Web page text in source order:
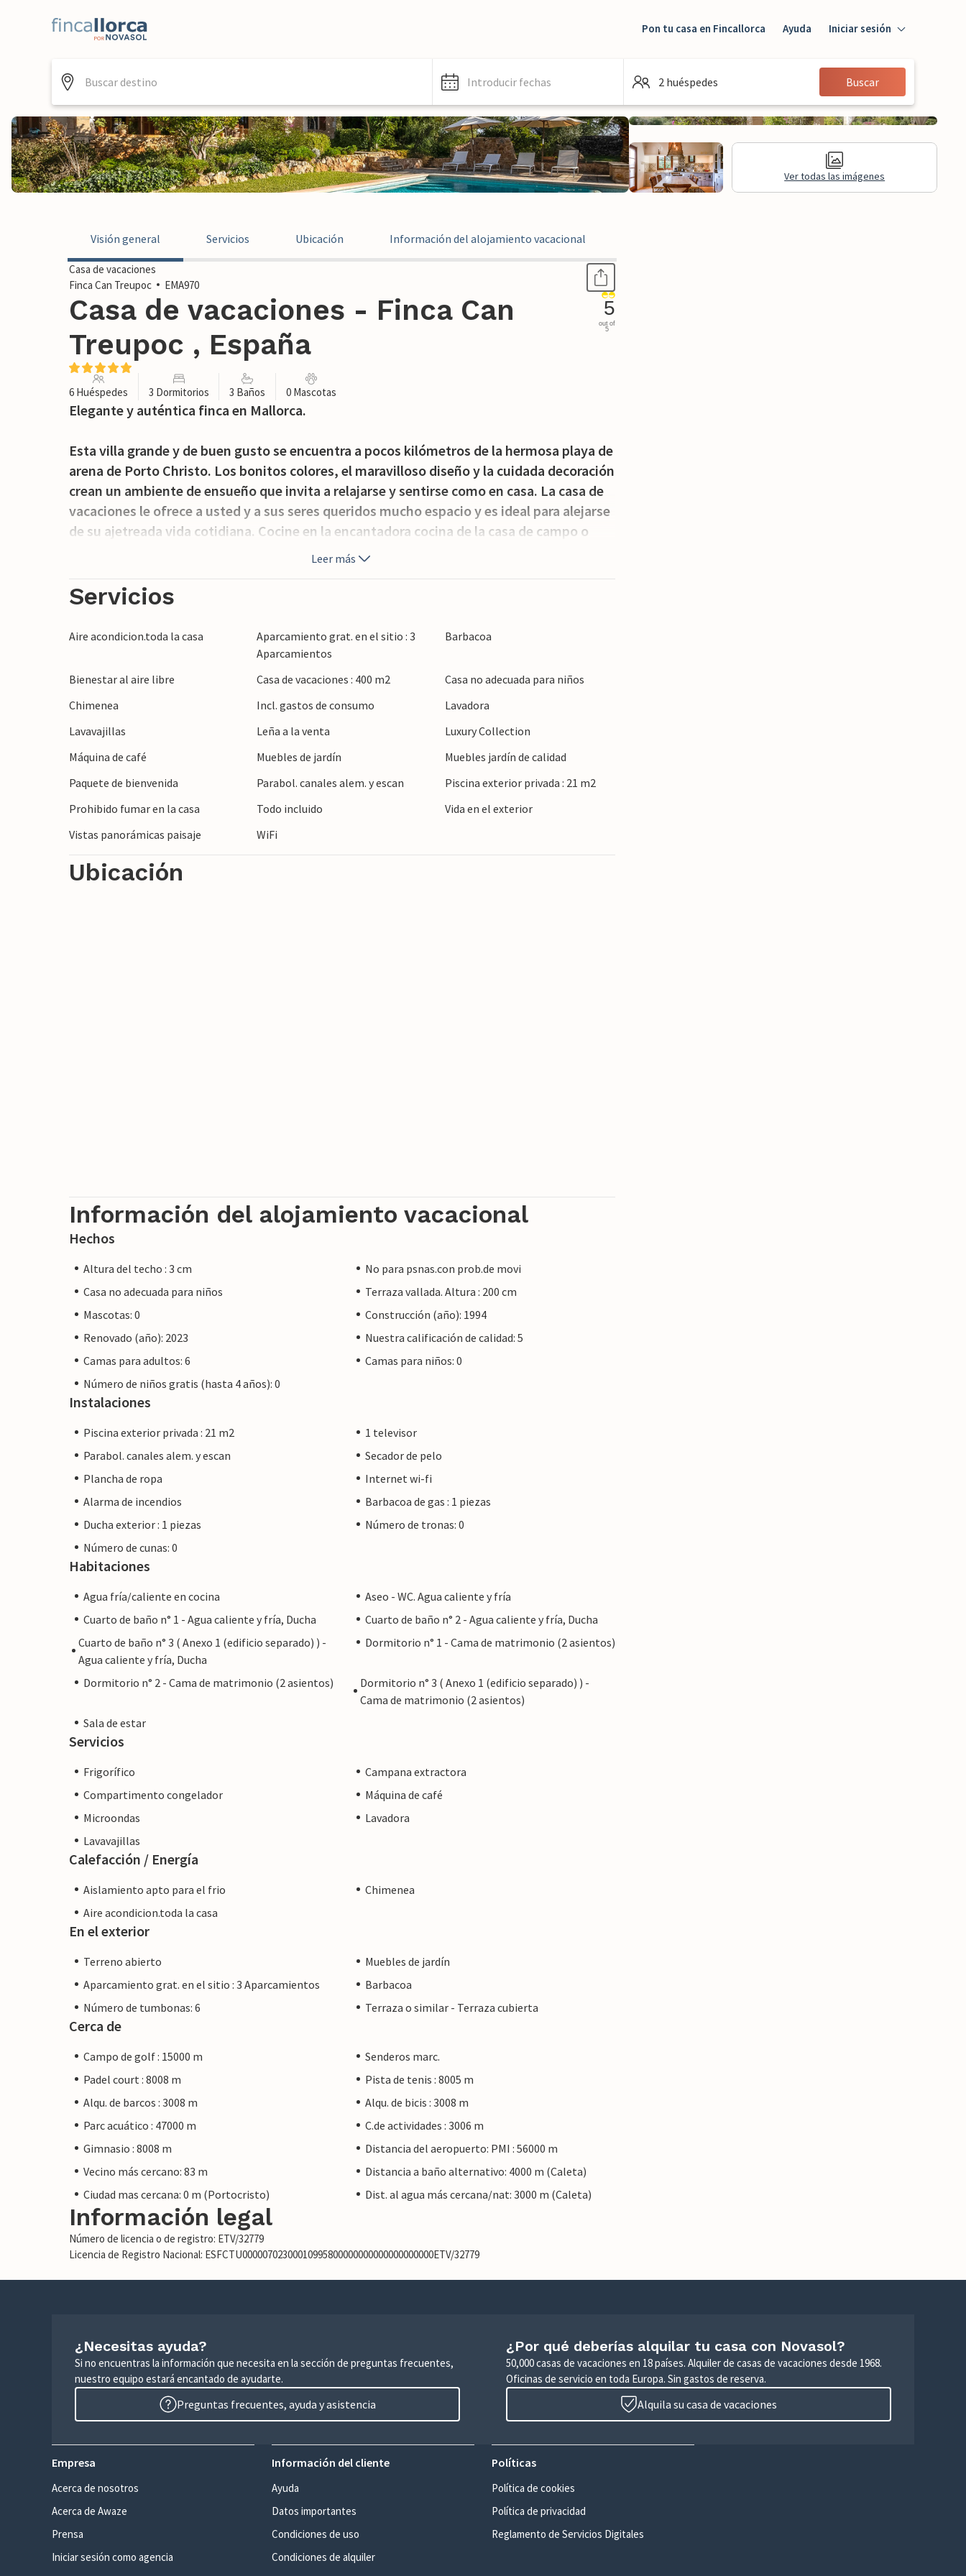
Pon tu casa en Fincallorca Ayuda Iniciar sesión
Iniciar sesión
Huésped
Introducir fechas 2 huéspedes Buscar
Ver todas las imágenes
Visión general Servicios Ubicación Información del alojamiento vacacional
Casa de vacaciones
Finca Can Treupoc
EMA970
Casa de vacaciones - Finca Can
Treupoc , España
5
out of
5
6 Huéspedes 3 Dormitorios 3 Baños 0 Mascotas
Elegante y auténtica finca en Mallorca.
Esta villa grande y de buen gusto se encuentra a pocos kilómetros de la hermosa playa de
arena de Porto Christo. Los bonitos colores, el maravilloso diseño y la cuidada decoración
crean un ambiente de ensueño que invita a relajarse y sentirse como en casa. La casa de
vacaciones le ofrece a usted y a sus seres queridos mucho espacio y es ideal para alejarse
de su ajetreada vida cotidiana. Cocine en la encantadora cocina de la casa de campo o
haga una barbacoa en el jardín y reúnase en el porche para cenar al aire libre. Desde aquí
vegetación para nadar y tomar el sol.
Puede llegar rápidamente a la localidad costera de Porto Cristo en coche o en bicicleta. Es
el lugar perfecto para nadar y disfrutar del mar azul turquesa en la playa. También puede
visitar el tercer municipio en importancia, Manacor, al este de la isla. Pasee por las
callejuelas del casco antiguo y déjese hechizar por el encanto y las historias de tiempos
pasados. La cueva del dragón, no lejos de Porto Cristo, también merece una visita.
Caminos subterráneos conducen a los visitantes hasta las orillas de uno de los lagos
subterráneos más grandes del mundo, ¡y volverá a casa con muchas impresiones
Leer más
Servicios
Aire acondicion.toda la casa
Aparcamiento grat. en el sitio : 3
Aparcamientos
Barbacoa
Bienestar al aire libre Casa de vacaciones : 400 m2
Casa no adecuada para niños
Chimenea
Incl. gastos de consumo
Lavadora
Lavavajillas
Leña a la venta
Luxury Collection
Máquina de café
Muebles de jardín
Muebles jardín de calidad
Paquete de bienvenida
Parabol. canales alem. y escan
Piscina exterior privada : 21 m2
Prohibido fumar en la casa
Todo incluido
Vida en el exterior
Vistas panorámicas paisaje
WiFi
Ubicación
Información del alojamiento vacacional
Hechos
Altura del techo : 3 cm
No para psnas.con prob.de movi
Casa no adecuada para niños
Terraza vallada. Altura : 200 cm
Mascotas: 0
Construcción (año): 1994
Renovado (año): 2023
Nuestra calificación de calidad: 5
Camas para adultos: 6
Camas para niños: 0
Número de niños gratis (hasta 4 años): 0
Instalaciones
Piscina exterior privada : 21 m2
1 televisor
Parabol. canales alem. y escan
Secador de pelo
Plancha de ropa
Internet wi-fi
Alarma de incendios
Barbacoa de gas : 1 piezas
Ducha exterior : 1 piezas
Número de tronas: 0
Número de cunas: 0
Habitaciones
Agua fría/caliente en cocina
Aseo - WC. Agua caliente y fría
Cuarto de baño n° 1 - Agua caliente y fría, Ducha
Cuarto de baño n° 2 - Agua caliente y fría, Ducha
Cuarto de baño n° 3 ( Anexo 1 (edificio separado) ) -
Agua caliente y fría, Ducha
Dormitorio n° 1 - Cama de matrimonio (2 asientos)
Dormitorio n° 2 - Cama de matrimonio (2 asientos)
Dormitorio n° 3 ( Anexo 1 (edificio separado) ) -
Cama de matrimonio (2 asientos)
Sala de estar
Servicios
Frigorífico
Campana extractora
Compartimento congelador
Máquina de café
Microondas
Lavadora
Lavavajillas
Calefacción / Energía
Aislamiento apto para el frio
Chimenea
Aire acondicion.toda la casa
En el exterior
Terreno abierto
Muebles de jardín
Aparcamiento grat. en el sitio : 3 Aparcamientos
Barbacoa
Número de tumbonas: 6
Terraza o similar - Terraza cubierta
Cerca de
Campo de golf : 15000 m
Senderos marc.
Padel court : 8008 m
Pista de tenis : 8005 m
Alqu. de barcos : 3008 m
Alqu. de bicis : 3008 m
Parc acuático : 47000 m
C.de actividades : 3006 m
Gimnasio : 8008 m
Distancia del aeropuerto: PMI : 56000 m
Vecino más cercano: 83 m
Distancia a baño alternativo: 4000 m (Caleta)
Ciudad mas cercana: 0 m (Portocristo)
Dist. al agua más cercana/nat: 3000 m (Caleta)
Información legal
Número de licencia o de registro: ETV/32779
Licencia de Registro Nacional: ESFCTU00000702300010995800000000000000000000ETV/32779
¿Necesitas ayuda?
Si no encuentras la información que necesita en la sección de preguntas frecuentes,
nuestro equipo estará encantado de ayudarte.
Preguntas frecuentes, ayuda y asistencia
¿Por qué deberías alquilar tu casa con Novasol?
50,000 casas de vacaciones en 18 países. Alquiler de casas de vacaciones desde 1968.
Oficinas de servicio en toda Europa. Sin gastos de reserva.
Alquila su casa de vacaciones
Empresa
Acerca de nosotros
Acerca de Awaze
Prensa
Iniciar sesión como agencia
Información del cliente
Ayuda
Datos importantes
Condiciones de uso
Condiciones de alquiler
Políticas
Política de cookies
Política de privacidad
Reglamento de Servicios Digitales